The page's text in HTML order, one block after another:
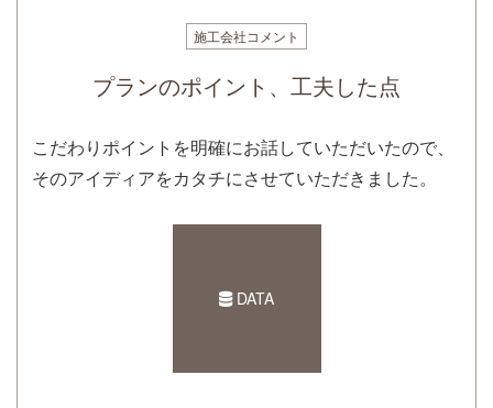
施工会社コメント
プランのポイント、工夫した点
こだわりポイントを明確にお話していただいたので、
そのアイディアをカタチにさせていただきました。
DATA